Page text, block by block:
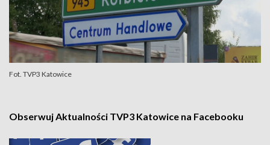
Fot. TVP3 Katowice
Obserwuj Aktualności TVP3 Katowice na Facebooku